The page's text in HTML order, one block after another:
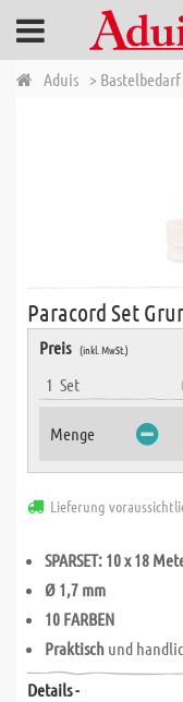
Aduis > Bastelbedarf
Paracord Set
Preis (inkl. MwSt.)
1 Set
Menge
Lieferung
SPARSET: 10 x 18
Ø 1,7 mm
10 FARBEN
Praktisch und
Details -